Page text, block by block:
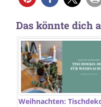
Das könnte dich
Weihnachten: